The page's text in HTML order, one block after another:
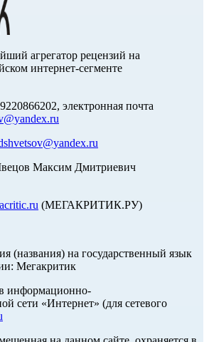
агрегатор рецензий на
интернет-сегменте
электронная почта
Максим Дмитриевич
(МЕГАКРИТИК.РУ)
(названия) на государственный язык
Мегакритик
информационно-
сети «Интернет» (для сетевого